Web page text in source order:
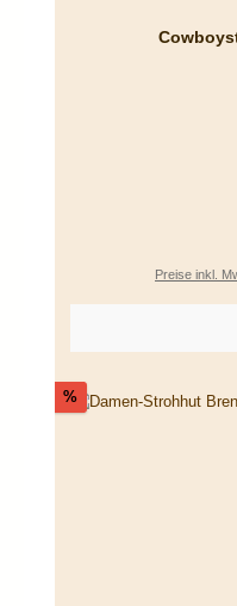
Preise inkl.
%Rabatt